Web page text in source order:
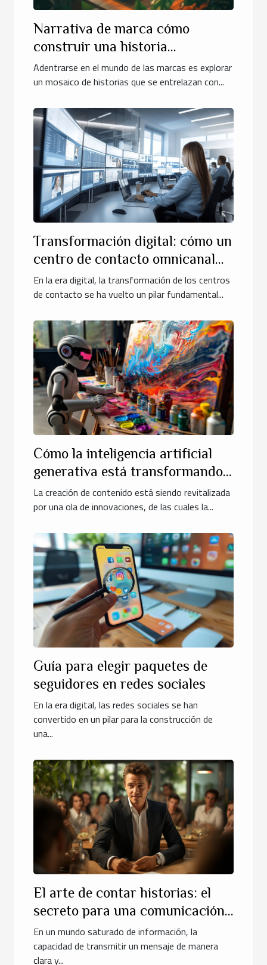
Narrativa de marca cómo
construir una historia
empresarial que conecte con tu
audiencia
Adentrarse en el mundo de las marcas es explorar
un mosaico de historias que se entrelazan con...
Transformación digital: cómo un
centro de contacto omnicanal
mejora la experiencia del cliente
En la era digital, la transformación de los centros
de contacto se ha vuelto un pilar fundamental...
Cómo la inteligencia artificial
generativa está transformando
la creación de contenido
La creación de contenido está siendo revitalizada
por una ola de innovaciones, de las cuales la...
Guía para elegir paquetes de
seguidores en redes sociales
En la era digital, las redes sociales se han
convertido en un pilar para la construcción de
una...
El arte de contar historias: el
secreto para una comunicación
empresarial eficaz
En un mundo saturado de información, la
capacidad de transmitir un mensaje de manera
clara y...